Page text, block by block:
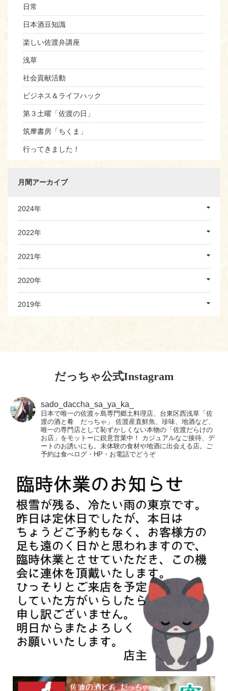
日常
日本酒豆知識
楽しい佐渡弁講座
浅草
社会貢献活動
ビジネス＆ライフハック
第３土曜「佐渡の日」
筑摩書房「ちくま」
行ってきました！
月間アーカイブ
2024年
2022年
2021年
2020年
2019年
だっちゃ公式Instagram
sado_daccha_sa_ya_ka_
日本で唯一の佐渡ヶ島専門郷土料理店、台東区西浅草「佐
渡の酒と肴 だっちゃ」
佐渡産直鮮魚、珍味、地酒など、
唯一の専門店として恥ずかしくない本物の「佐渡だらけの
お店」をモットーに鋭意営業中！
カジュアルなご接待、デ
ートのお誘いにも。未体験の食材や地酒に出会える店。ご
予約は食べログ・HP・お電話でどうぞ